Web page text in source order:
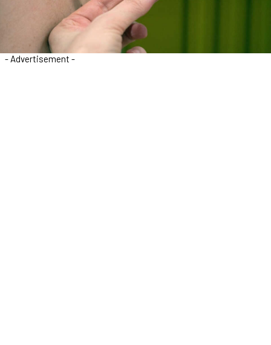
- Advertisement -